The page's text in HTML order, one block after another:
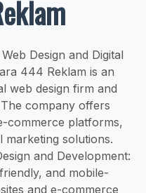
Design and Digital
444 Reklam is an
web design firm and
company offers
commerce platforms,
marketing solutions.
and Development:
and mobile-
and e-commerce